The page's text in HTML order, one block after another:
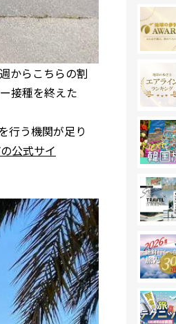
からこちらの割
接種を終えた
行う機関が足り
の公式サイ